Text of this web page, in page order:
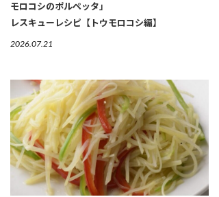
モロコシのポルペッタ」
レスキューレシピ【トウモロコシ編】
2026.07.21